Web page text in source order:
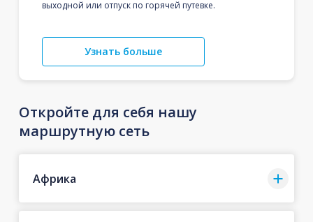
выходной или отпуск по горячей путевке.
Узнать больше
Откройте для себя нашу
маршрутную сеть
Африка